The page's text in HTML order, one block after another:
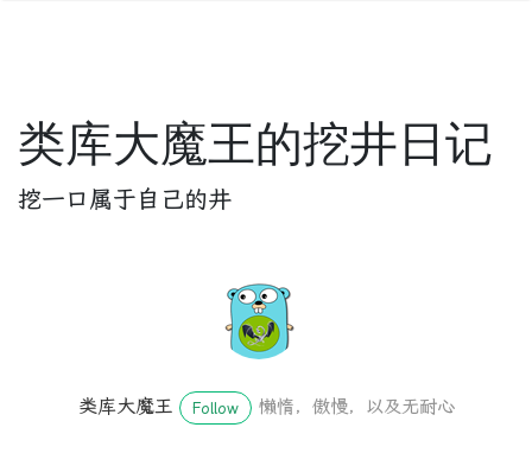
类库大魔王的挖井日记
挖一口属于自己的井
类库大魔王 Follow 懒惰，傲慢，以及无耐心